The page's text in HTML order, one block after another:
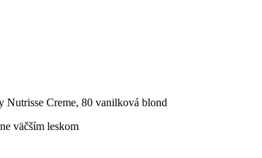
Nutrisse Creme, 80 vanilková blond
väčším leskom